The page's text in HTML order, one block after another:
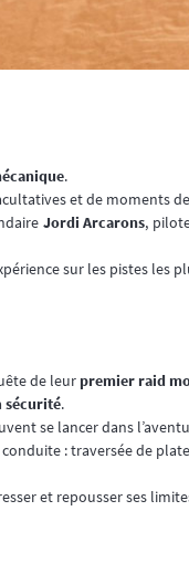
.
et de moments
Jordi Arcarons,
sur les pistes les
de leur premier raid
sécurité.
se lancer dans
: traversée de
et repousser ses